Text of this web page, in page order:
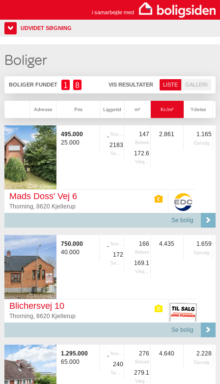
i samarbejde med
UDVIDET SØGNING
Boliger
BOLIGER FUNDET 1 8 VIS RESULTATER LISTE GALLERI
Adresse Pris Liggetid m² Kr./m² Ydelse
495.000
25.000
- Nuvær.
2183
Samlet
147
Beboet
172.6
Vægtet
2.861 1.165
Ejerudg.
Mads Doss' Vej 6
Thorning, 8620 Kjellerup
Se bolig
750.000
40.000
- Nuvær.
172
Samlet
166
Beboet
169.1
Vægtet
4.435 1.659
Ejerudg.
Blichersvej 10
Thorning, 8620 Kjellerup
Se bolig
1.295.000
65.000
- Nuvær.
240
Samlet
276
Beboet
279.1
Vægtet
4.640 2.228
Ejerudg.